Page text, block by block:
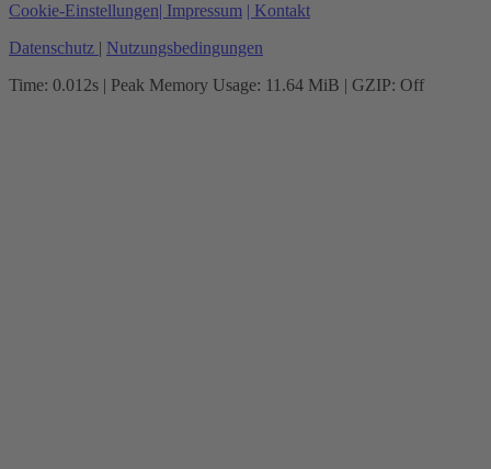
Cookie-Einstellungen| Impressum | Kontakt
Datenschutz | Nutzungsbedingungen
Time: 0.012s | Peak Memory Usage: 11.64 MiB | GZIP: Off